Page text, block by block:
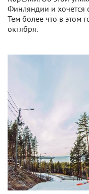
Финляндии и хочется
Тем более что в этом
октября.